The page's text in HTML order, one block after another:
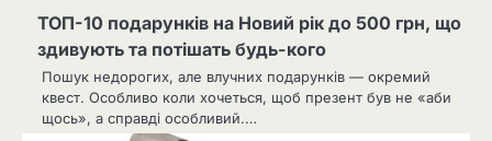
ТОП-10 подарунків на Новий рік до 500 грн, що
здивують та потішать будь-кого
Пошук недорогих, але влучних подарунків — окремий
квест. Особливо коли хочеться, щоб презент був не «аби
щось», а справді особливий.…